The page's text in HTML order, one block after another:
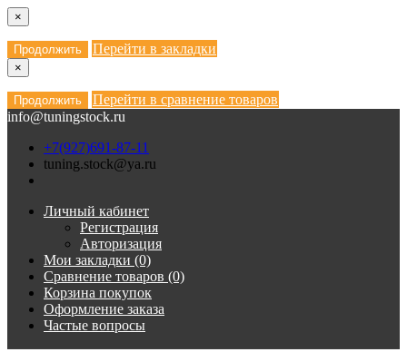
×
Продолжить Перейти в закладки
×
Продолжить
Перейти в сравнение товаров
info@tuningstock.ru
+7(927)691-87-11
tuning.stock@ya.ru
Личный кабинет
Регистрация
Авторизация
Мои закладки (0)
Сравнение товаров (0)
Корзина покупок
Оформление заказа
Частые вопросы